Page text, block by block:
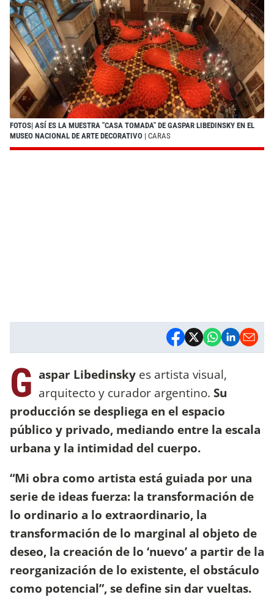
FOTOS| ASÍ ES LA MUESTRA "CASA TOMADA" DE GASPAR LIBEDINSKY EN EL
MUSEO NACIONAL DE ARTE DECORATIVO | CARAS
G aspar Libedinsky es artista visual,
arquitecto y curador argentino. Su
producción se despliega en el espacio
público y privado, mediando entre la escala
urbana y la intimidad del cuerpo.
“Mi obra como artista está guiada por una
serie de ideas fuerza: la transformación de
lo ordinario a lo extraordinario, la
transformación de lo marginal al objeto de
deseo, la creación de lo ‘nuevo’ a partir de la
reorganización de lo existente, el obstáculo
como potencial”, se define sin dar vueltas.